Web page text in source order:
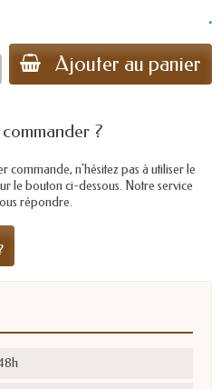
.
Ajouter au panier
?
commande, n'hésitez pas à utiliser le
le bouton ci-dessous. Notre service
répondre.